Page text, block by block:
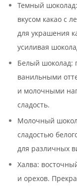
Темный
вкусом какао с
для украшения
усиливая
Белый шоколад:
ванильными
и молочными
сладость.
Молочный
сладостью
для различных
Халва:
и орехов.